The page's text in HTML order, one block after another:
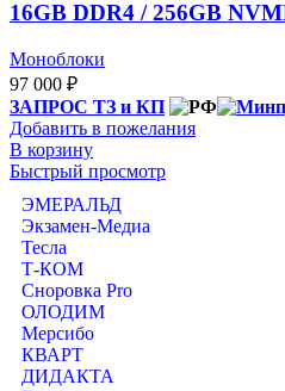
16GB DDR4 / 256GB
Моноблоки
97 000 ₽
ЗАПРОС ТЗ и КП
Добавить в пожелания
В корзину
Быстрый просмотр
ЭМЕРАЛЬД
Экзамен-Медиа
Тесла
Т-КОМ
Сноровка Pro
ОЛОДИМ
Мерсибо
КВАРТ
ДИДАКТА